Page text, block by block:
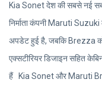
Kia Sonet देश की सबसे नई
निर्माता कंपनी Maruti
अपडेट हुई है, जबकि Brezza
एक्सटीरियर डिजाइन सहित
हैं Kia Sonet और Maruti